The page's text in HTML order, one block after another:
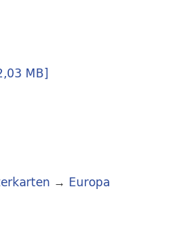
MB]
→ Europa